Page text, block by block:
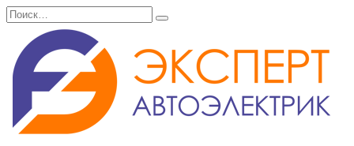
Перейти
к
содержанию
Search
for: